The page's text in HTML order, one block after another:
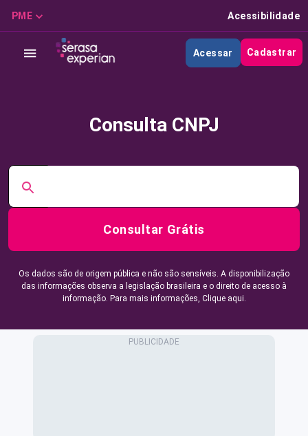
PME Acessibilidade
Acessar Cadastrar
Consulta CNPJ
Consultar Grátis
Os dados são de origem pública e não são sensíveis. A disponibilização
das informações observa a legislação brasileira e o direito de acesso à
informação. Para mais informações, Clique aqui.